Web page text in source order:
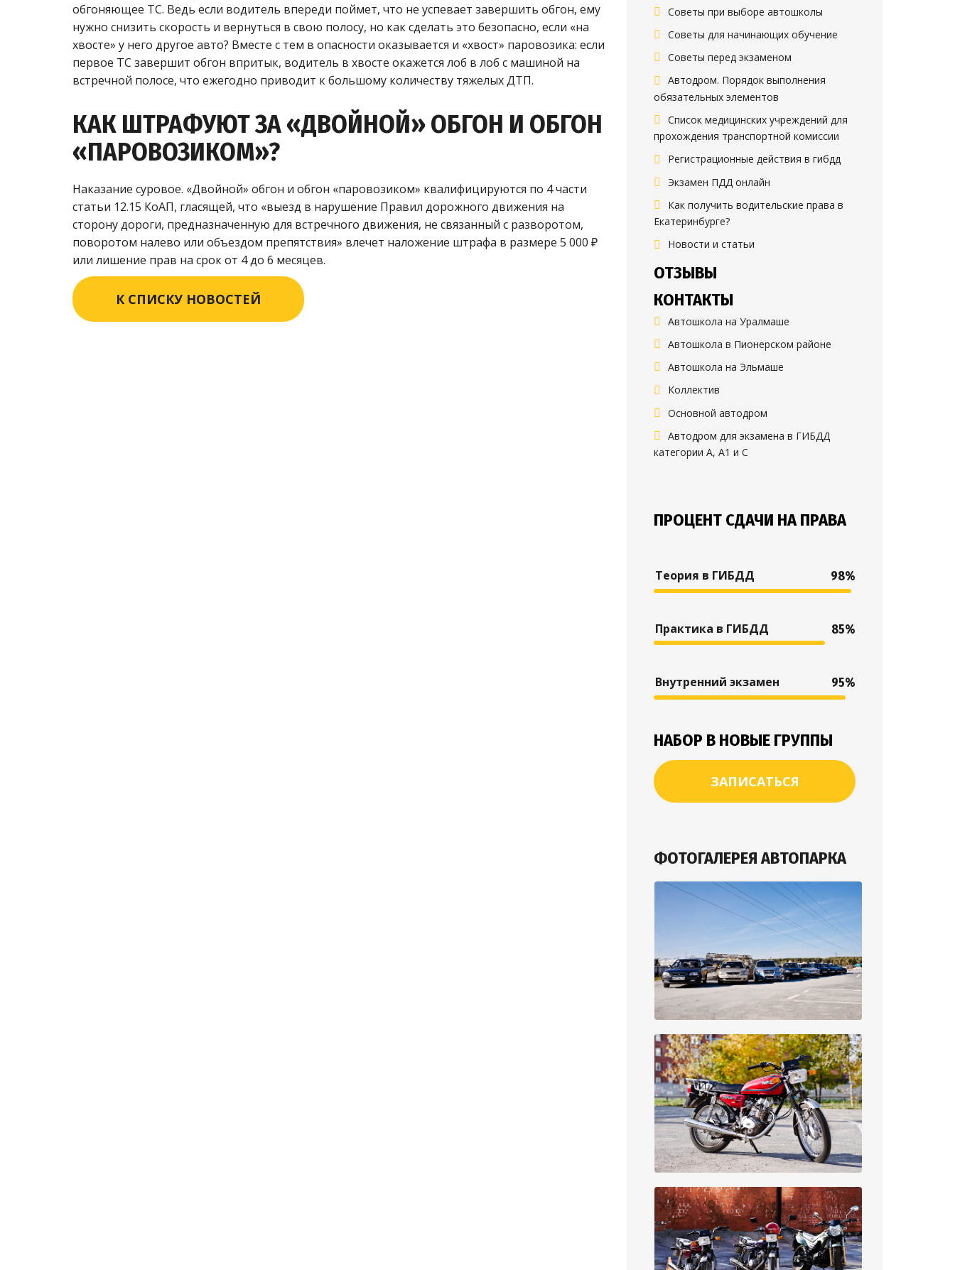
обгоняющее ТС. Ведь если водитель впереди поймет, что не успевает завершить обгон, ему
нужно снизить скорость и вернуться в свою полосу, но как сделать это безопасно, если «на
хвосте» у него другое авто? Вместе с тем в опасности оказывается и «хвост» паровозика: если
первое ТС завершит обгон впритык, водитель в хвосте окажется лоб в лоб с машиной на
встречной полосе, что ежегодно приводит к большому количеству тяжелых ДТП.
КАК ШТРАФУЮТ ЗА «ДВОЙНОЙ» ОБГОН И ОБГОН
«ПАРОВОЗИКОМ»?
Наказание суровое. «Двойной» обгон и обгон «паровозиком» квалифицируются по 4 части
статьи 12.15 КоАП, гласящей, что «выезд в нарушение Правил дорожного движения на
сторону дороги, предназначенную для встречного движения, не связанный с разворотом,
поворотом налево или объездом препятствия» влечет наложение штрафа в размере 5 000 ₽
или лишение прав на срок от 4 до 6 месяцев.
К СПИСКУ НОВОСТЕЙ
Советы при выборе автошколы
Советы для начинающих обучение
Советы перед экзаменом
Автодром. Порядок выполнения
обязательных элементов
Список медицинских учреждений для
прохождения транспортной комиссии
Регистрационные действия в гибдд
Экзамен ПДД онлайн
Как получить водительские права в
Екатеринбурге?
Новости и статьи
ОТЗЫВЫ
КОНТАКТЫ
Автошкола на Уралмаше
Автошкола в Пионерском районе
Автошкола на Эльмаше
Коллектив
Основной автодром
Автодром для экзамена в ГИБДД
категории А, А1 и С
ПРОЦЕНТ СДАЧИ НА ПРАВА
Теория в ГИБДД 98%
Практика в ГИБДД 85%
Внутренний экзамен 95%
НАБОР В НОВЫЕ ГРУППЫ
ЗАПИСАТЬСЯ
ФОТОГАЛЕРЕЯ АВТОПАРКА